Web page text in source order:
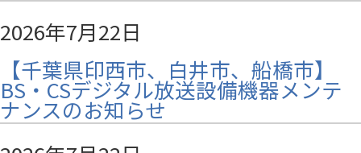
2026年7月22日
【千葉県印西市、白井市、船橋市】
BS・CSデジタル放送設備機器メンテ
ナンスのお知らせ